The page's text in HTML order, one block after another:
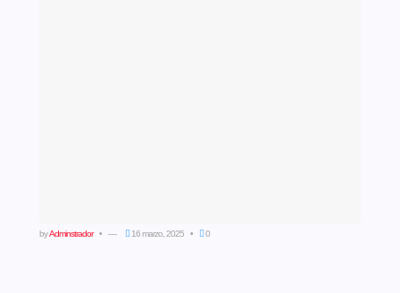
byAdminstrador 16 marzo, 2025 0